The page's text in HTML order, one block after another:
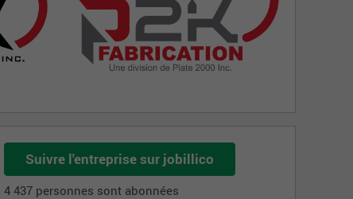
Suivre l'entreprise sur jobillico
4 437 personnes sont abonnées